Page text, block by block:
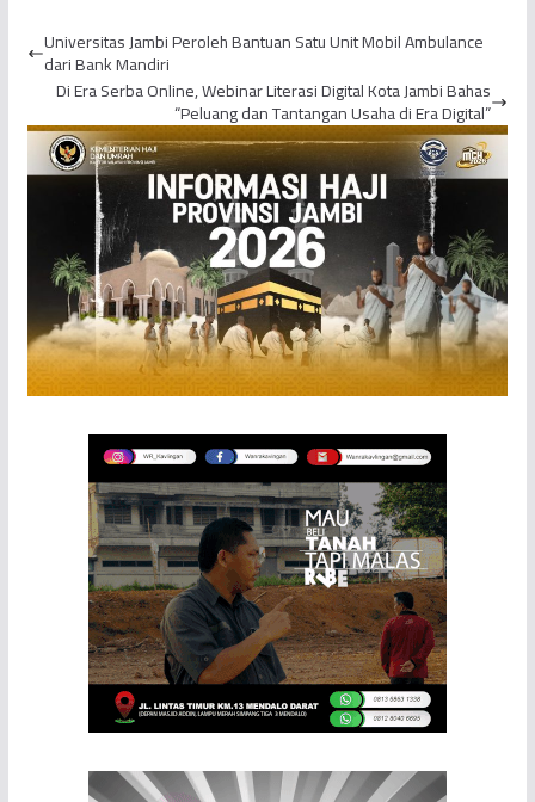
Universitas Jambi Peroleh Bantuan Satu Unit Mobil Ambulance
dari Bank Mandiri
Di Era Serba Online, Webinar Literasi Digital Kota Jambi Bahas
“Peluang dan Tantangan Usaha di Era Digital”